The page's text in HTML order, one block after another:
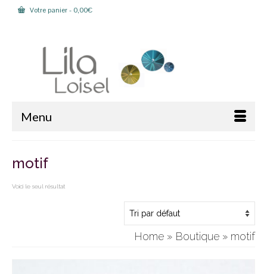
Votre panier- 0,00€
Menu
motif
Voici le seul résultat
Home » Boutique » motif